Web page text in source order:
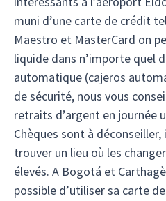
muni d’une carte de crédit
Maestro et MasterCard on
liquide dans n’importe quel
automatique (cajeros
de sécurité, nous vous
retraits d’argent en journée
Chèques sont à
trouver un lieu où les
élevés. A Bogotá et
possible d’utiliser sa carte